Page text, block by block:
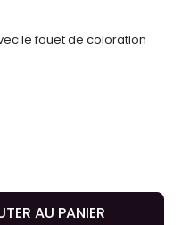
le fouet de coloration
AU PANIER